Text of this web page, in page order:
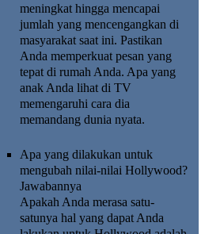
meningkat hingga mencapai
jumlah yang mencengangkan di
masyarakat saat ini. Pastikan
Anda memperkuat pesan yang
tepat di rumah Anda. Apa yang
anak Anda lihat di TV
memengaruhi cara dia
memandang dunia nyata.
Apa yang dilakukan untuk
mengubah nilai-nilai Hollywood?
Jawabannya
Apakah Anda merasa satu-
satunya hal yang dapat Anda